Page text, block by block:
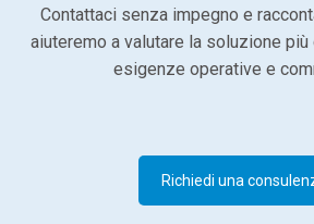
Contattaci senza impegno e
aiuteremo a valutare la soluzione
esigenze operative e
Richiedi una